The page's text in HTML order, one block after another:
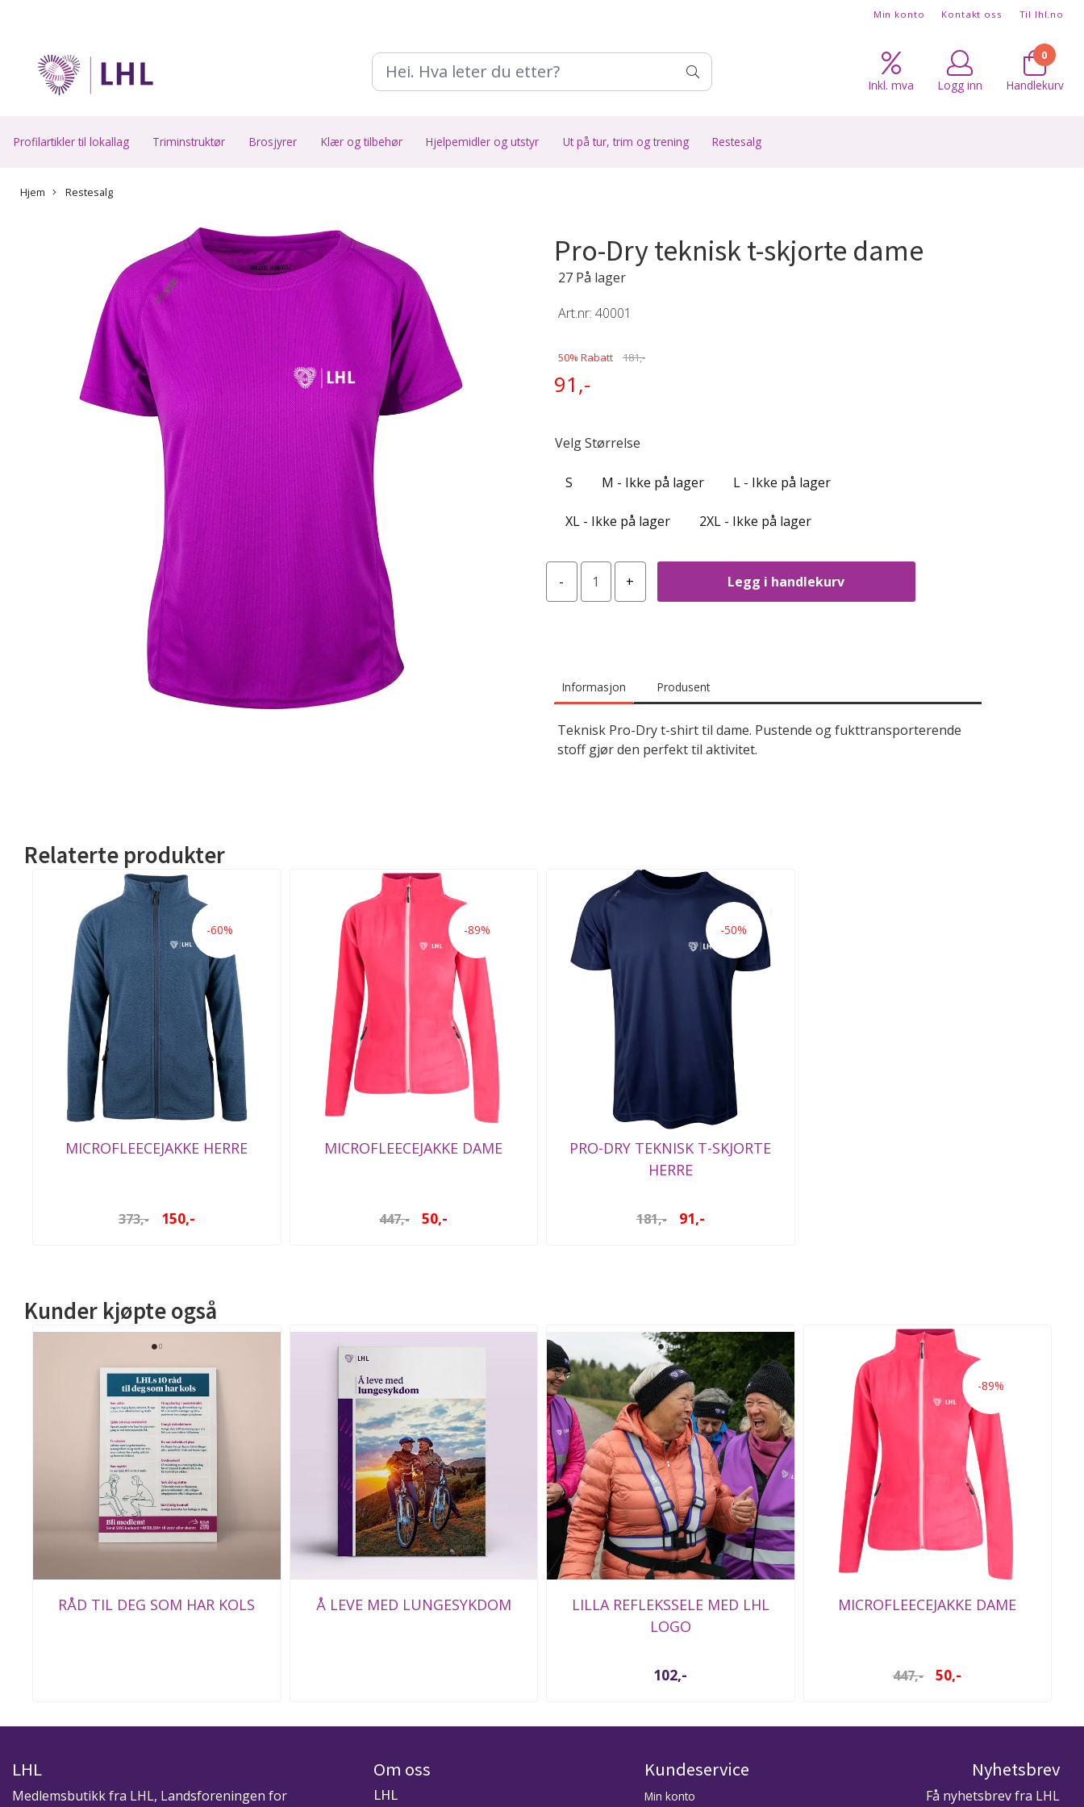
Min konto Kontakt oss Til lhl.no
Inkl. mva Logg inn
0
Handlekurv
Profilartikler til lokallag Triminstruktør Brosjyrer Klær og tilbehør Hjelpemidler og utstyr Ut på tur, trim og trening Restesalg
Hjem Restesalg
Pro-Dry teknisk t-skjorte dame
27 På lager
Art.nr: 40001
50% Rabatt 181,-
91,-
Velg Størrelse
S M - Ikke på lager L - Ikke på lager
XL - Ikke på lager 2XL - Ikke på lager
Legg i handlekurv
Informasjon Produsent
Teknisk Pro-Dry t-shirt til dame. Pustende og fukttransporterende
stoff gjør den perfekt til aktivitet.
Relaterte produkter
-60%
MICROFLEECEJAKKE HERRE
373,- 150,-
-89%
MICROFLEECEJAKKE DAME
447,- 50,-
-50%
PRO-DRY TEKNISK T-SKJORTE
HERRE
181,- 91,-
Kunder kjøpte også
RÅD TIL DEG SOM HAR KOLS Å LEVE MED LUNGESYKDOM
LILLA REFLEKSSELE MED LHL
LOGO
102,-
-89%
MICROFLEECEJAKKE DAME
447,- 50,-
LHL
Medlemsbutikk fra LHL, Landsforeningen for
Om oss
LHL
Kundeservice
Min konto
Nyhetsbrev
Få nyhetsbrev fra LHL